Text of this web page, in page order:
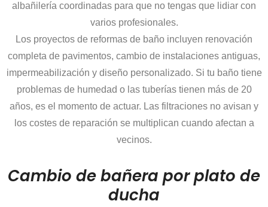
albañilería coordinadas para que no tengas que lidiar con
varios profesionales.
Los proyectos de reformas de baño incluyen renovación
completa de pavimentos, cambio de instalaciones antiguas,
impermeabilización y diseño personalizado. Si tu baño tiene
problemas de humedad o las tuberías tienen más de 20
años, es el momento de actuar. Las filtraciones no avisan y
los costes de reparación se multiplican cuando afectan a
vecinos.
Cambio de bañera por plato de
ducha